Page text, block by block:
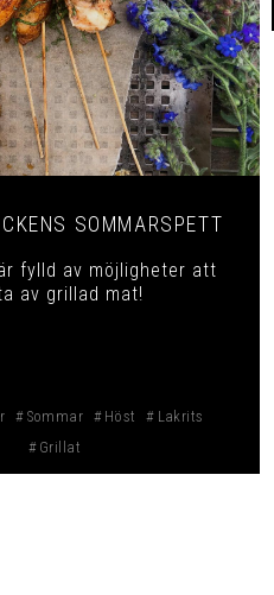
SOMMARSPETT
fylld av möjligheter att
av grillad mat!
Sommar Höst
Lakrits
Grillat